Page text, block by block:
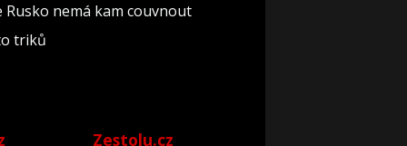
Rusko nemá kam couvnout
triků
Zestolu.cz